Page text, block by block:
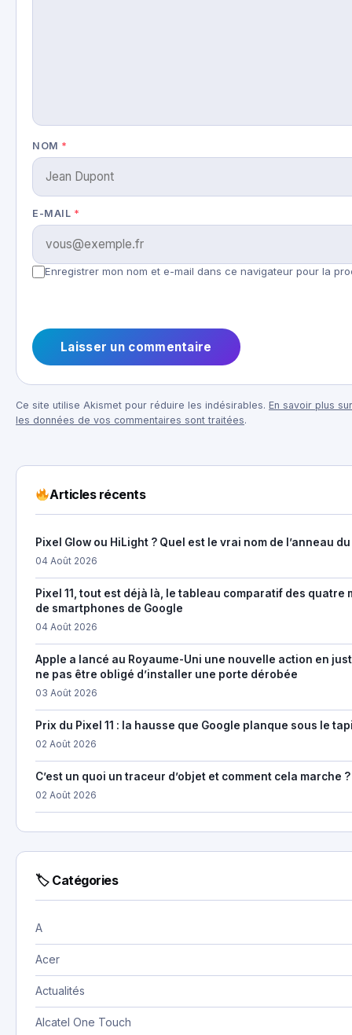
NOM *
E-MAIL *
Enregistrer mon nom et e-mail dans ce navigateur pour la
Ce site utilise Akismet pour réduire les indésirables. En savoir plus
les données de vos commentaires sont traitées.
Articles récents
Pixel Glow ou HiLight ? Quel est le vrai nom de l’anneau du
04 Août 2026
Pixel 11, tout est déjà là, le tableau comparatif des quatre
de smartphones de Google
04 Août 2026
Apple a lancé au Royaume-Uni une nouvelle action en
ne pas être obligé d’installer une porte dérobée
03 Août 2026
Prix du Pixel 11 : la hausse que Google planque sous le
02 Août 2026
C’est un quoi un traceur d’objet et comment cela marche ?
02 Août 2026
🏷 Catégories
A
Acer
Actualités
Alcatel One Touch